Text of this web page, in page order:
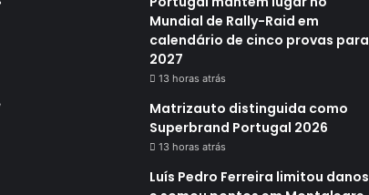
Mundial de Rally-Raid em
calendário de cinco provas para
2027
13 horas atrás
Matrizauto distinguida como
Superbrand Portugal 2026
13 horas atrás
Luís Pedro Ferreira limitou danos